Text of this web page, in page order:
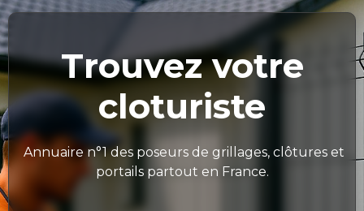
Trouvez votre
cloturiste
Annuaire n°1 des poseurs de grillages, clôtures et
portails partout en France.